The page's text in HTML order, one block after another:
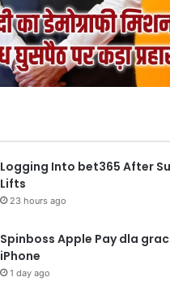
Logging Into bet365 After
Lifts
23 hours ago
Spinboss Apple Pay dla
iPhone
1 day ago